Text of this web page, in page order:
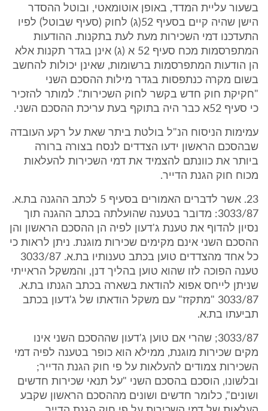
בשעור עליית המדד, באופן אוטומאטי, ובוטל ההסדר
הישן שהיה קיים בסעיף 52(ג) לחוק (סעיף שבוטל) לפיו
התעדכנו דמי השכירות מעת לעת בתקנות. ההודעות
המתפרסמות מכח סעיף 52 א (ג) אינן בגדר תקנות אלא
הן הודעות המתפרסמות ברשומות, שאינן יכולות להחשב
בשום מקרה כנתפסות בגדר מילות ההסכם השני
"חקיקת חוק חדש בקשר לחוק השכירות". למותר להזכיר
כי סעיף 52א כבר היה בתוקף בעת עריכת ההסכם השני.
עמימות הניסוח הנ"ל בולטת ביתר שאת על רקע העובדה
שבהסכם הראשון ידעו הצדדים לנסח בצורה ברורה
ביותר את כוונתם להצמיד את דמי השכירות להעלאות
מכוח חוק הגנת הדייר.
23. אשר לדברים האמורים בסעיף 5 לכתב ההגנה בת.א.
3033/87: מדובר בטענה שהועלתה בכתב ההגנה תוך
נסיון להדוף את טענת ג'דעון לפיה הן ההסכם הראשון והן
ההסכם השני אינם מקימים שכירות מוגנת. ניתן לראות כי
כל אחד מהצדדים טוען בכתב טענותיו בת.א. 3033/87
טענה הפוכה לזו שהוא טוען בהליך דנן, והמשקל הראייתי
שניתן לייחס אפוא להודאת בשארה בכתב הגנתו בת.א.
3033/87 "מתקזז" עם משקל הודאתו של ג'דעון בכתב
תביעתו בת.א.
3033/87; שהרי אם טוען ג'דעון שההסכם השני אינו
מקים שכירות מוגנת, ממילא הוא כופר בטענה לפיה דמי
השכירות צמודים להעלאות על פי חוק הגנת הדייר;
ובלשונו, הוסכם בהסכם השני "על תנאי שכירות חדשים
ושונים", כלומר חדשים ושונים מההסכם הראשון שקבע